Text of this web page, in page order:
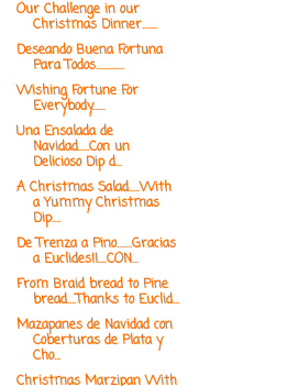
Our Challenge in our
Christmas Dinner.......
Deseando Buena Fortuna
Para Todos.............
Wishing Fortune For
Everybody......
Una Ensalada de
Navidad.....Con un
Delicioso Dip d...
A Christmas Salad.....With
a Yummy Christmas
Dip....
De Trenza a Pino.......Gracias
a Euclides!!....CON...
From Braid bread to Pine
bread....Thanks to Euclid...
Mazapanes de Navidad con
Coberturas de Plata y
Cho...
Christmas Marzipan With